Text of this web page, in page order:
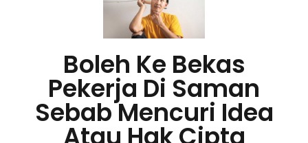
Boleh Ke Bekas
Pekerja Di Saman
Sebab Mencuri Idea
Atau Hak Cipta